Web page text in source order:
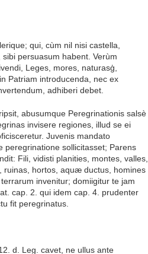
qui, cùm nil nisi castella,
persuasum habent. Verùm
Leges, mores, naturasģ,
Patriam introducenda, nec ex
adhiberi debet.
abusumque Peregrinationis salsè
invisere regiones, illud se ei
Juvenis mandato
peregrinatione sollicitasset; Parens
Fili, vidisti planities, montes, valles,
ruinas, hortos, aquæ ductus, homines
invenitur; domiigitur te jam
cap. 2. qui idem cap. 4. prudenter
fit peregrinatus.
d. Leg. cavet, ne ullus ante